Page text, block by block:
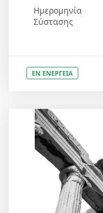
Ημερομηνία
Σύστασης
ΕΝ ΕΝΕΡΓΕΙΑ